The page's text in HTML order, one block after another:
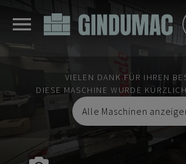
VIELEN DANK FÜR IHREN
DIESE MASCHINE WURDE
Alle Maschinen